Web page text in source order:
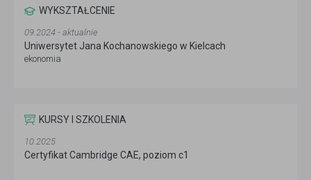
WYKSZTAŁCENIE
09.2024 - aktualnie
Uniwersytet Jana Kochanowskiego w Kielcach
ekonomia
KURSY I SZKOLENIA
10.2025
Certyfikat Cambridge CAE, poziom c1